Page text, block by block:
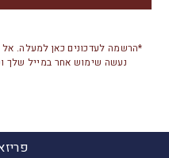
*הרשמה לעדכונים כאן למעלה.
נעשה שימוש אחר במייל שלך